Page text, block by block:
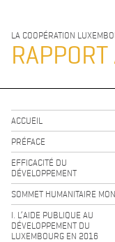
LA COOPÉRATION
ACCUEIL
PRÉFACE
EFFICACITÉ DU
DÉVELOPPEMENT
SOMMET HUMANITAIRE
I. L’AIDE PUBLIQUE AU
DÉVELOPPEMENT DU
LUXEMBOURG EN 2016